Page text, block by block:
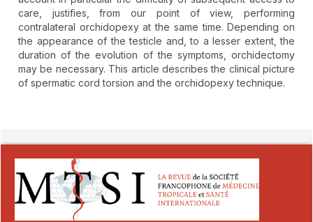
care, justifies, from our point of view, performing
contralateral orchidopexy at the same time. Depending on
the appearance of the testicle and, to a lesser extent, the
duration of the evolution of the symptoms, orchidectomy
may be necessary. This article describes the clinical picture
of spermatic cord torsion and the orchidopexy technique.